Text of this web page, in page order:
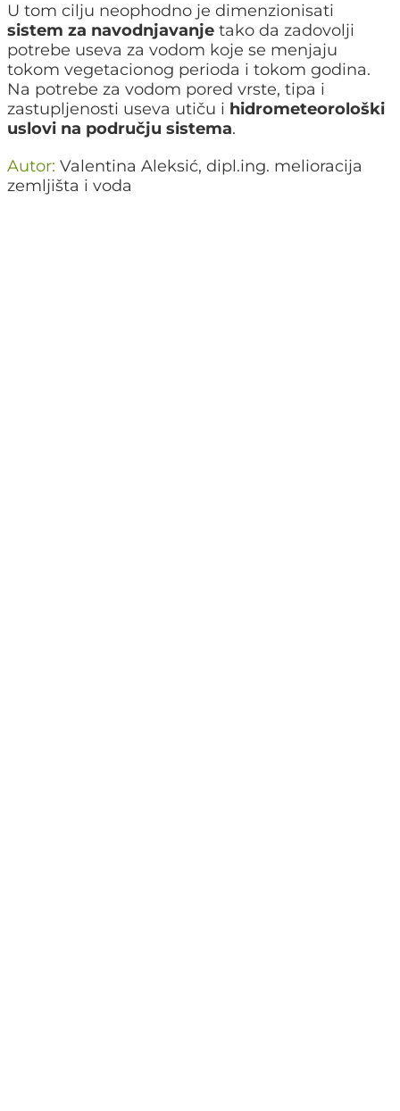
U tom cilju neophodno je dimenzionisati
sistem za navodnjavanje tako da zadovolji
potrebe useva za vodom koje se menjaju
tokom vegetacionog perioda i tokom godina.
Na potrebe za vodom pored vrste, tipa i
zastupljenosti useva utiču i hidrometeorološki
uslovi na području sistema.
Autor: Valentina Aleksić, dipl.ing. melioracija
zemljišta i voda